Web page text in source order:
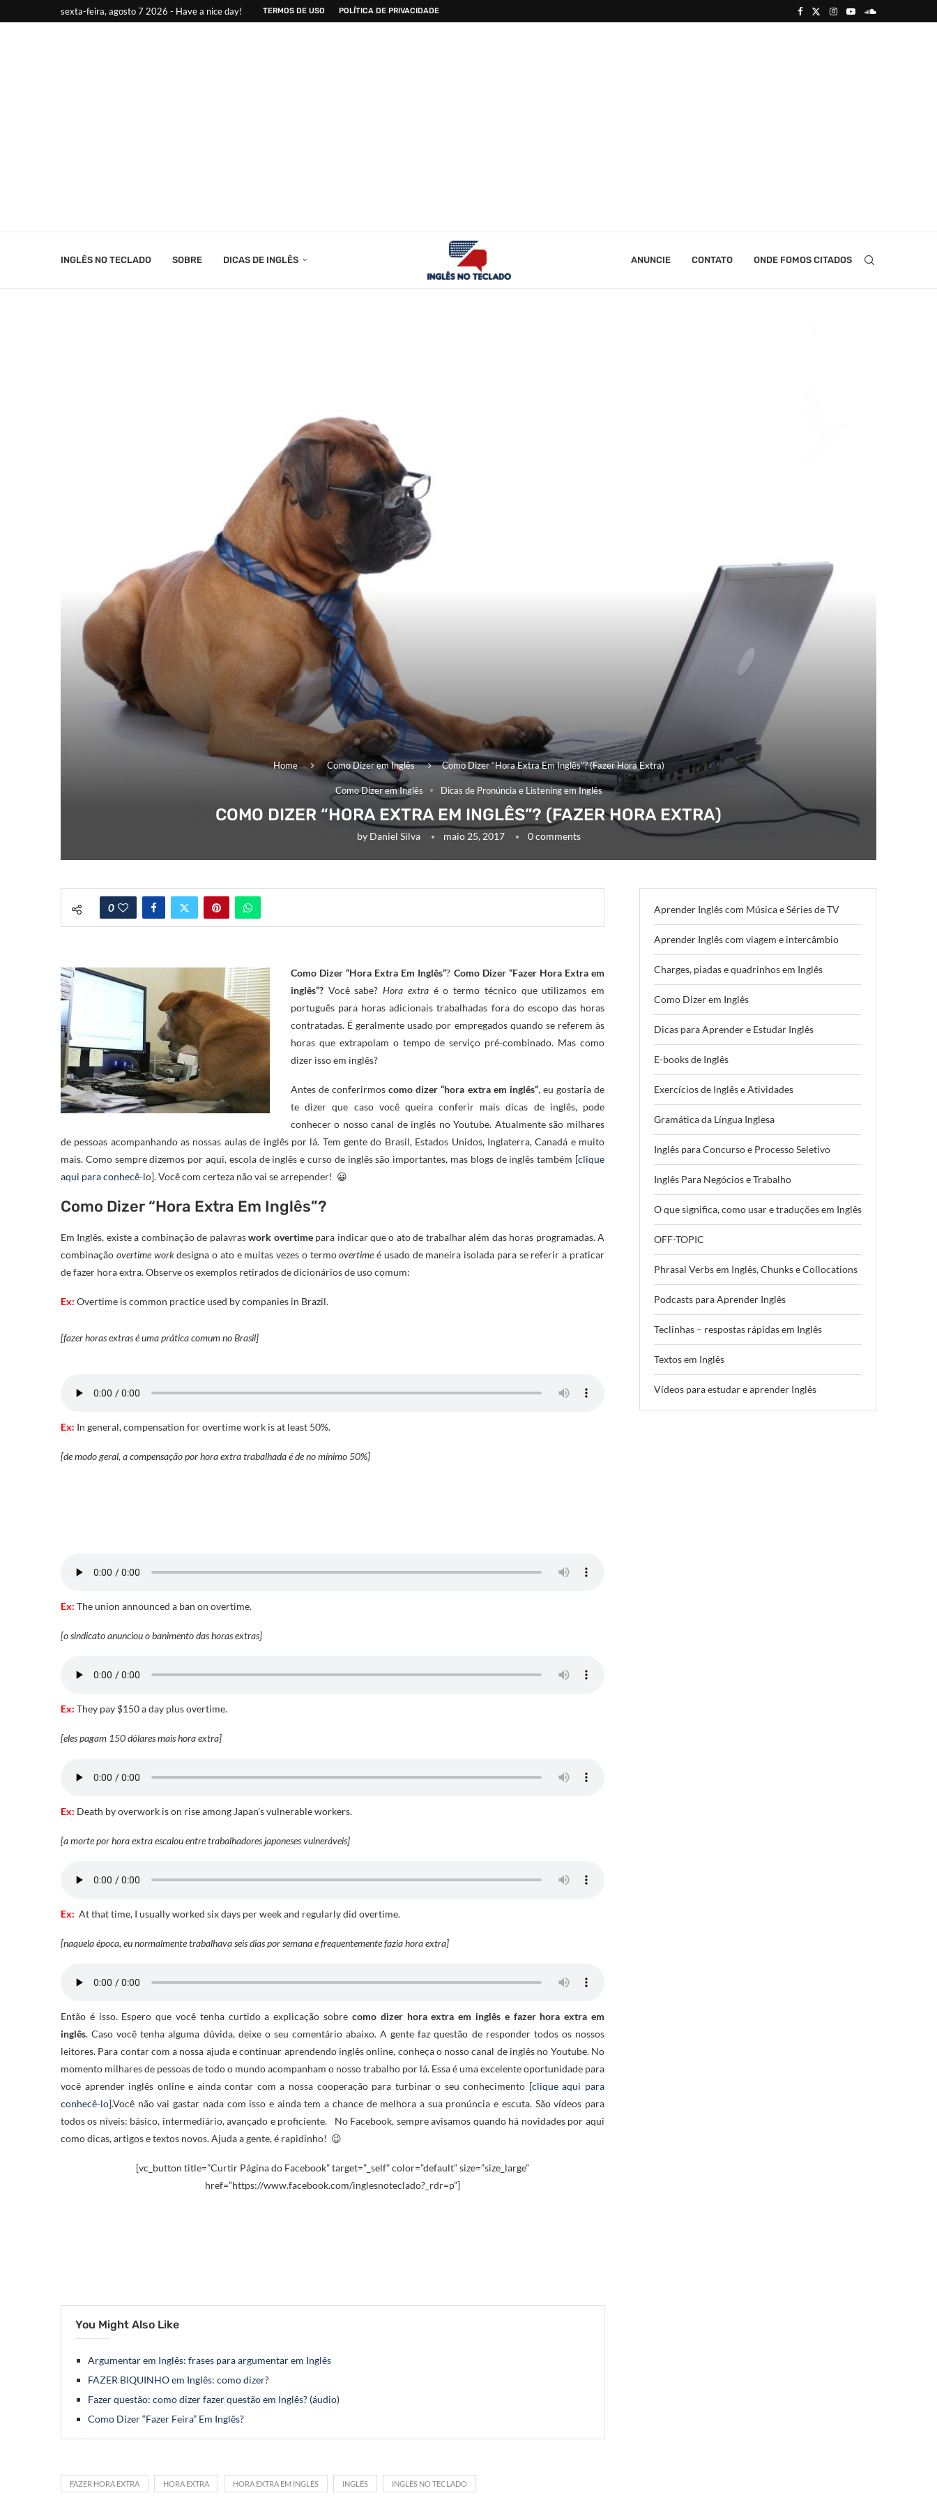
sexta-feira, agosto 7 2026 - Have a nice day! TERMOS DE USO POLÍTICA DE PRIVACIDADE
INGLÊS NO TECLADO SOBRE DICAS DE INGLÊS ANUNCIE CONTATO ONDE FOMOS CITADOS
Home Como Dizer em Inglês Como Dizer “Hora Extra Em Inglês”? (Fazer Hora Extra)
Como Dizer em Inglês Dicas de Pronúncia e Listening em Inglês
COMO DIZER “HORA EXTRA EM INGLÊS”? (FAZER HORA EXTRA)
by Daniel Silva maio 25, 2017 0 comments
0
Como Dizer “Hora Extra Em Inglês”? Como Dizer “Fazer Hora Extra em
inglês”? Você sabe?Hora extraé o termo técnico que utilizamos em
português para horas adicionais trabalhadas fora do escopo das horas
contratadas. É geralmente usado por empregados quando se referem às
horas que extrapolam o tempo de serviço pré-combinado. Mas como
dizer isso em inglês?
Antes de conferirmoscomo dizer “hora extra em inglês”, eu gostaria de
te dizer que caso você queira conferir mais dicas de inglês, pode
conhecer o nosso canal de inglês no Youtube. Atualmente são milhares
de pessoas acompanhando as nossas aulas de inglês por lá. Tem gente do Brasil, Estados Unidos, Inglaterra, Canadá e muito
mais. Como sempre dizemos por aqui, escola de inglês e curso de inglês são importantes, mas blogs de inglês também [clique
aqui para conhecê-lo]. Você com certeza não vai se arrepender! 😀
Como Dizer “Hora Extra Em Inglês”?
Em Inglês, existe a combinação de palavraswork overtimepara indicar que o ato de trabalhar além das horas programadas. A
combinação overtime workdesigna o ato e muitas vezes o termoovertime é usado de maneira isolada para se referir a praticar
de fazer hora extra. Observe os exemplos retirados de dicionários de uso comum:
Ex: Overtime is common practice used by companies in Brazil.
[fazer horas extras é uma prática comum no Brasil]
Ex: In general, compensation for overtime work is at least 50%.
[de modo geral, a compensação por hora extra trabalhada é de no mínimo 50%]
Ex: The union announced a ban on overtime.
[o sindicato anunciou o banimento das horas extras]
Ex: They pay $150 a day plus overtime.
[eles pagam 150 dólares mais hora extra]
Ex: Death by overwork is on rise among Japan’s vulnerable workers.
[a morte por hora extra escalou entre trabalhadores japoneses vulneráveis]
Ex: At that time, I usually worked six days per week and regularly did overtime.
[naquela época, eu normalmente trabalhava seis dias por semana e frequentemente fazia hora extra]
Então é isso. Espero que você tenha curtido a explicação sobre como dizer hora extra em inglês e fazer hora extra em
inglês. Caso você tenha alguma dúvida, deixe o seu comentário abaixo. A gente faz questão de responder todos os nossos
leitores. Para contar com a nossa ajuda e continuar aprendendo inglês online, conheça o nosso canal de inglês no Youtube. No
momento milhares de pessoas de todo o mundo acompanham o nosso trabalho por lá. Essa é uma excelente oportunidade para
você aprender inglês online e ainda contar com a nossa cooperação para turbinar o seu conhecimento [clique aqui para
conhecê-lo].Você não vai gastar nada com isso e ainda tem a chance de melhora a sua pronúncia e escuta. São vídeos para
todos os níveis: básico, intermediário, avançado e proficiente. No Facebook, sempre avisamos quando há novidades por aqui
como dicas, artigos e textos novos. Ajuda a gente, é rapidinho! 😉
[vc_button title=”Curtir Página do Facebook” target=”_self” color=”default” size=”size_large”
href=”https://www.facebook.com/inglesnoteclado?_rdr=p”]
You Might Also Like
Argumentar em Inglês: frases para argumentar em Inglês
FAZER BIQUINHO em Inglês: como dizer?
Fazer questão: como dizer fazer questão em Inglês? (áudio)
Como Dizer “Fazer Feira” Em Inglês?
FAZER HORA EXTRA HORA EXTRA HORA EXTRA EM INGLÊS INGLÊS INGLÊS NO TECLADO
Aprender Inglês com Música e Séries de TV
Aprender Inglês com viagem e intercâmbio
Charges, piadas e quadrinhos em Inglês
Como Dizer em Inglês
Dicas para Aprender e Estudar Inglês
E-books de Inglês
Exercícios de Inglês e Atividades
Gramática da Língua Inglesa
Inglês para Concurso e Processo Seletivo
Inglês Para Negócios e Trabalho
O que significa, como usar e traduções em Inglês
OFF-TOPIC
Phrasal Verbs em Inglês, Chunks e Collocations
Podcasts para Aprender Inglês
Teclinhas – respostas rápidas em Inglês
Textos em Inglês
Vídeos para estudar e aprender Inglês